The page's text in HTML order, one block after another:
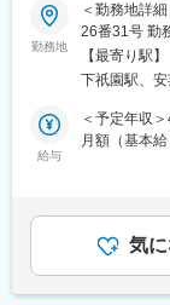
■基礎研修が
入社後1か月
研修が入社
入社いただ
現場配属後
ォローアッ
・ご自宅か
・スーパー
のスケジュ
す。
■業務内容：
病院や調剤
の導入支援
薬剤管理指
メインとな
義作成から
■当社の特徴
◎医療分野
当社は医療
勤務地
＜勤務地詳
26番31号 勤
面禁煙変更
【最寄り駅】
下祇園駅、
給与
＜予定年収
月額（基本
業手当＞有
与詳細は面
月・12月）
円（23歳／
気